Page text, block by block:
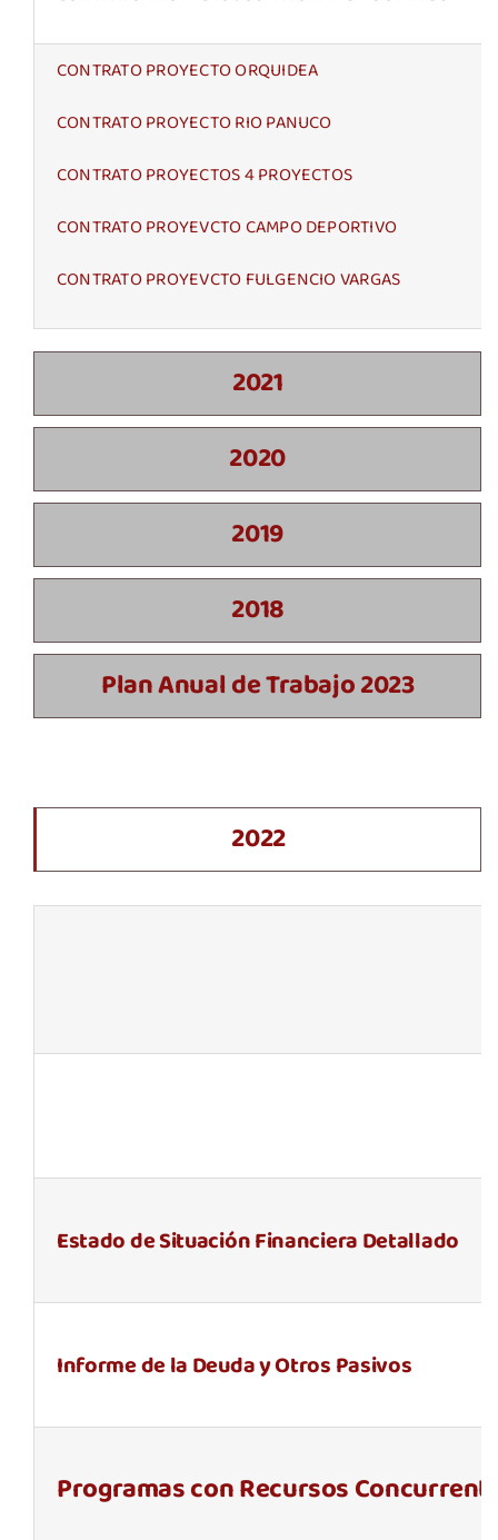
CONTRATO PROYECTO ORQUIDEA
CONTRATO PROYECTO RIO PANUCO
CONTRATO PROYECTOS 4 PROYECTOS
CONTRATO PROYEVCTO CAMPO DEPORTIVO
CONTRATO PROYEVCTO FULGENCIO VARGAS
2021
2020
2019
2018
Plan Anual de Trabajo 2023
2022
Estado de Situación Financiera Detallado
Informe de la Deuda y Otros Pasivos
Programas con Recursos